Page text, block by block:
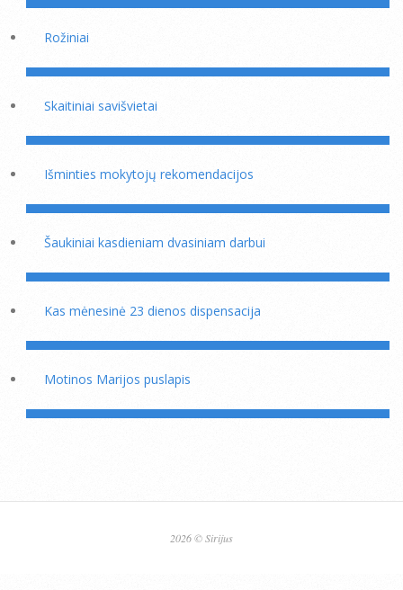
Rožiniai
Skaitiniai savišvietai
Išminties mokytojų rekomendacijos
Šaukiniai kasdieniam dvasiniam darbui
Kas mėnesinė 23 dienos dispensacija
Motinos Marijos puslapis
2026 © Sirijus